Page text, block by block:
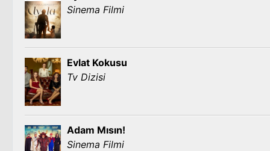
Sinema Filmi
Evlat Kokusu
Tv Dizisi
Adam Mısın!
Sinema Filmi